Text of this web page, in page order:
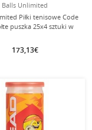
Balls Unlimited
Piłki tenisowe Code
puszka 25x4 sztuki w
173,13€